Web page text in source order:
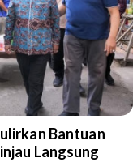
Bantuan
Langsung